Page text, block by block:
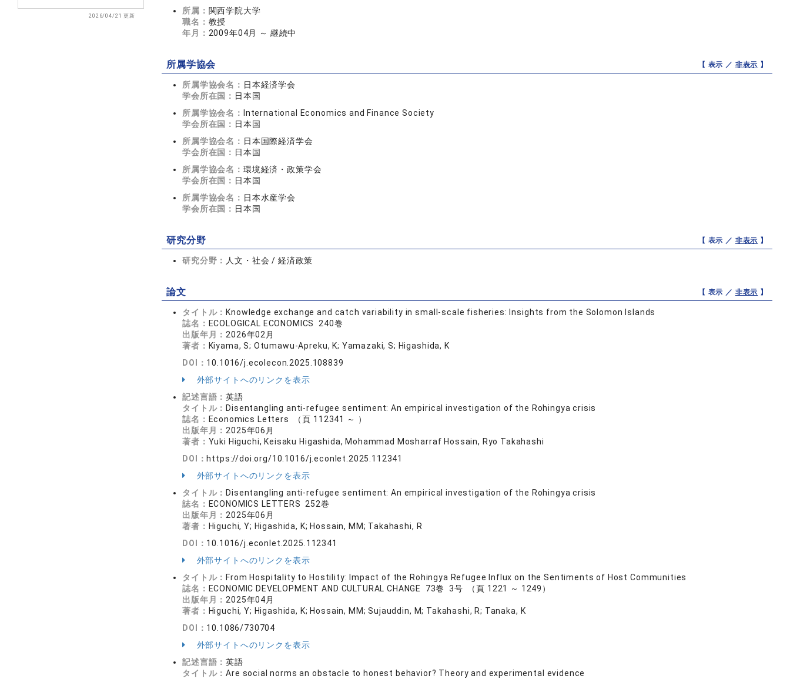
2026/04/21 更新
所属： 関西学院大学
職名： 教授
年月： 2009年04月 ～ 継続中
所属学協会 【 表示 ／ 非表示 】
所属学協会名： 日本経済学会
学会所在国： 日本国
所属学協会名：
International Economics and Finance Society
学会所在国： 日本国
所属学協会名： 日本国際経済学会
学会所在国： 日本国
所属学協会名： 環境経済・政策学会
学会所在国： 日本国
所属学協会名： 日本水産学会
学会所在国： 日本国
研究分野 【 表示 ／ 非表示 】
研究分野： 人文・社会 / 経済政策
論文 【 表示 ／ 非表示 】
タイトル： Knowledge exchange and catch variability in small-scale fisheries: Insights from the Solomon Islands
誌名： ECOLOGICAL ECONOMICS 240巻
出版年月： 2026年02月
著者： Kiyama, S; Otumawu-Apreku, K; Yamazaki, S; Higashida, K
DOI： 10.1016/j.ecolecon.2025.108839
外部サイトへのリンクを表示
記述言語：英語
タイトル： Disentangling anti-refugee sentiment: An empirical investigation of the Rohingya crisis
誌名： Economics Letters （頁 112341 ～ ）
出版年月： 2025年06月
著者： Yuki Higuchi, Keisaku Higashida, Mohammad Mosharraf Hossain, Ryo Takahashi
DOI： https://doi.org/10.1016/j.econlet.2025.112341
外部サイトへのリンクを表示
タイトル： Disentangling anti-refugee sentiment: An empirical investigation of the Rohingya crisis
誌名： ECONOMICS LETTERS 252巻
出版年月： 2025年06月
著者： Higuchi, Y; Higashida, K; Hossain, MM; Takahashi, R
DOI： 10.1016/j.econlet.2025.112341
外部サイトへのリンクを表示
タイトル： From Hospitality to Hostility: Impact of the Rohingya Refugee Influx on the Sentiments of Host Communities
誌名： ECONOMIC DEVELOPMENT AND CULTURAL CHANGE 73巻 3号 （頁 1221 ～ 1249）
出版年月： 2025年04月
著者： Higuchi, Y; Higashida, K; Hossain, MM; Sujauddin, M; Takahashi, R; Tanaka, K
DOI： 10.1086/730704
外部サイトへのリンクを表示
記述言語：英語
タイトル：Are social norms an obstacle to honest behavior? Theory and experimental evidence